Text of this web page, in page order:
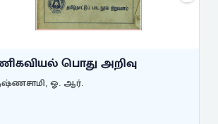
அறிவியல் வினா விடை
மூர்த்தி, அ. கி.